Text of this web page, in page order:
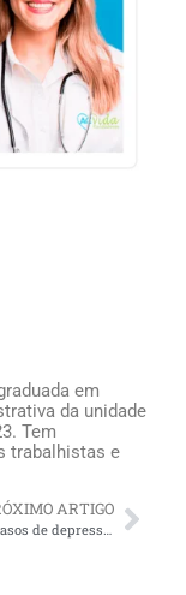
em
da unidade
Tem
trabalhistas e
ARTIGO
Alarmante: casos de depressão em idosos disparam, um terço dos idosos relatam sintomas!